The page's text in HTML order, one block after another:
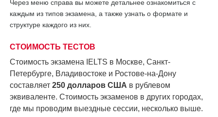
Через меню справа вы можете детальнее ознакомиться с
каждым из типов экзамена, а также узнать о формате и
структуре каждого из них.
СТОИМОСТЬ ТЕСТОВ
Стоимость экзамена IELTS в Москве, Санкт-
Петербурге, Владивостоке и Ростове-на-Дону
составляет 250 долларов США в рублевом
эквиваленте. Стоимость экзаменов в других городах,
где мы проводим выездные сессии, несколько выше.